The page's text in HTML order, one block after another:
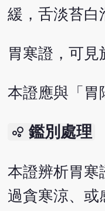
緩，舌淡苔白
胃寒證，可見
本證應與「胃
bubble_chart 鑑別處理
本證辨析胃寒
過貪寒涼、或